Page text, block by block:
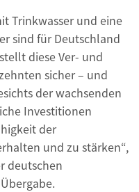
Trinkwasser und eine
sind für Deutschland
diese Ver- und
sicher – und
der wachsenden
Investitionen
der
und zu stärken“,
deutschen